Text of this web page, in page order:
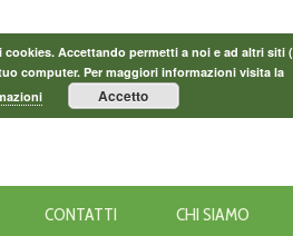
CONTATTI CHI SIAMO
Accettando permetti a noi e ad altri siti (
computer. Per maggiori informazioni visita la
Accetto